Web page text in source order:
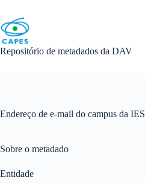
content
Repositório de metadados da DAV
Endereço de e-mail do campus da IES
Sobre o metadado
Entidade